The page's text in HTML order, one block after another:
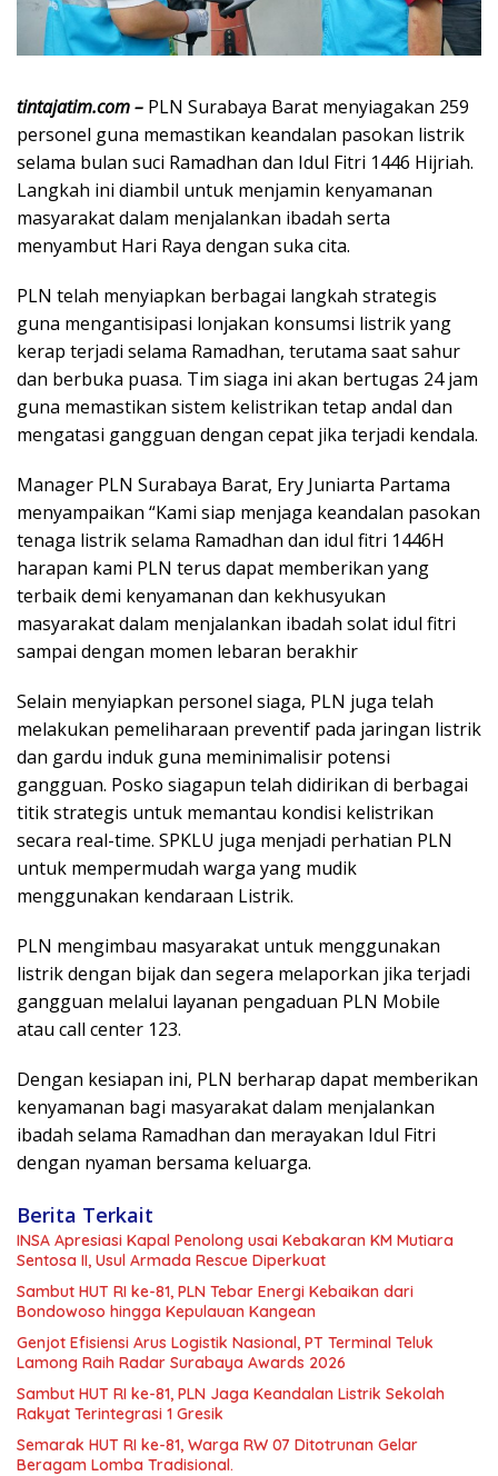
tintajatim.com – PLN Surabaya Barat menyiagakan 259
personel guna memastikan keandalan pasokan listrik
selama bulan suci Ramadhan dan Idul Fitri 1446 Hijriah.
Langkah ini diambil untuk menjamin kenyamanan
masyarakat dalam menjalankan ibadah serta
menyambut Hari Raya dengan suka cita.
PLN telah menyiapkan berbagai langkah strategis
guna mengantisipasi lonjakan konsumsi listrik yang
kerap terjadi selama Ramadhan, terutama saat sahur
dan berbuka puasa. Tim siaga ini akan bertugas 24 jam
guna memastikan sistem kelistrikan tetap andal dan
mengatasi gangguan dengan cepat jika terjadi kendala.
Manager PLN Surabaya Barat, Ery Juniarta Partama
menyampaikan “Kami siap menjaga keandalan pasokan
tenaga listrik selama Ramadhan dan idul fitri 1446H
harapan kami PLN terus dapat memberikan yang
terbaik demi kenyamanan dan kekhusyukan
masyarakat dalam menjalankan ibadah solat idul fitri
sampai dengan momen lebaran berakhir
Selain menyiapkan personel siaga, PLN juga telah
melakukan pemeliharaan preventif pada jaringan listrik
dan gardu induk guna meminimalisir potensi
gangguan. Posko siagapun telah didirikan di berbagai
titik strategis untuk memantau kondisi kelistrikan
secara real-time. SPKLU juga menjadi perhatian PLN
untuk mempermudah warga yang mudik
menggunakan kendaraan Listrik.
PLN mengimbau masyarakat untuk menggunakan
listrik dengan bijak dan segera melaporkan jika terjadi
gangguan melalui layanan pengaduan PLN Mobile
atau call center 123.
Dengan kesiapan ini, PLN berharap dapat memberikan
kenyamanan bagi masyarakat dalam menjalankan
ibadah selama Ramadhan dan merayakan Idul Fitri
dengan nyaman bersama keluarga.
Berita Terkait
INSA Apresiasi Kapal Penolong usai Kebakaran KM Mutiara
Sentosa II, Usul Armada Rescue Diperkuat
Sambut HUT RI ke-81, PLN Tebar Energi Kebaikan dari
Bondowoso hingga Kepulauan Kangean
Genjot Efisiensi Arus Logistik Nasional, PT Terminal Teluk
Lamong Raih Radar Surabaya Awards 2026
Sambut HUT RI ke-81, PLN Jaga Keandalan Listrik Sekolah
Rakyat Terintegrasi 1 Gresik
Semarak HUT RI ke-81, Warga RW 07 Ditotrunan Gelar
Beragam Lomba Tradisional.